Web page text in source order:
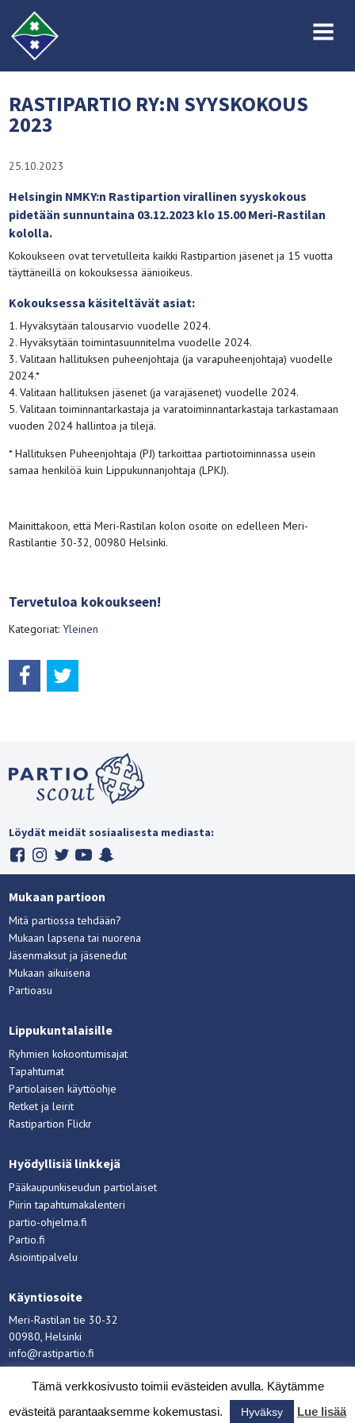
MENU
RASTIPARTIO RY:N SYYSKOKOUS
2023
25.10.2023
Helsingin NMKY:n Rastipartion virallinen syyskokous
pidetään sunnuntaina 03.12.2023 klo 15.00 Meri-Rastilan
kololla.
Kokoukseen ovat tervetulleita kaikki Rastipartion jäsenet ja 15 vuotta
täyttäneillä on kokouksessa äänioikeus.
Kokouksessa käsiteltävät asiat:
1. Hyväksytään talousarvio vuodelle 2024.
2. Hyväksytään toimintasuunnitelma vuodelle 2024.
3. Valitaan hallituksen puheenjohtaja (ja varapuheenjohtaja) vuodelle
2024.*
4. Valitaan hallituksen jäsenet (ja varajäsenet) vuodelle 2024.
5. Valitaan toiminnantarkastaja ja varatoiminnantarkastaja tarkastamaan
vuoden 2024 hallintoa ja tilejä.
* Hallituksen Puheenjohtaja (PJ) tarkoittaa partiotoiminnassa usein
samaa henkilöä kuin Lippukunnanjohtaja (LPKJ).
Mainittakoon, että Meri-Rastilan kolon osoite on edelleen Meri-
Rastilantie 30-32, 00980 Helsinki.
Tervetuloa kokoukseen!
Kategoriat:Yleinen
Löydät meidät sosiaalisesta mediasta:
Mukaan partioon
Mitä partiossa tehdään?
Mukaan lapsena tai nuorena
Jäsenmaksut ja jäsenedut
Mukaan aikuisena
Partioasu
Lippukuntalaisille
Ryhmien kokoontumisajat
Tapahtumat
Partiolaisen käyttöohje
Retket ja leirit
Rastipartion Flickr
Hyödyllisiä linkkejä
Pääkaupunkiseudun partiolaiset
Piirin tapahtumakalenteri
partio-ohjelma.fi
Partio.fi
Asiointipalvelu
Käyntiosoite
Meri-Rastilan tie 30-32
00980, Helsinki
info@rastipartio.fi
Rastipartio ©Copyright2026.
Tämä verkkosivusto toimii evästeiden avulla. Käytämme
evästeitä parantaaksemme kokemustasi.
Hyväksy Lue lisää